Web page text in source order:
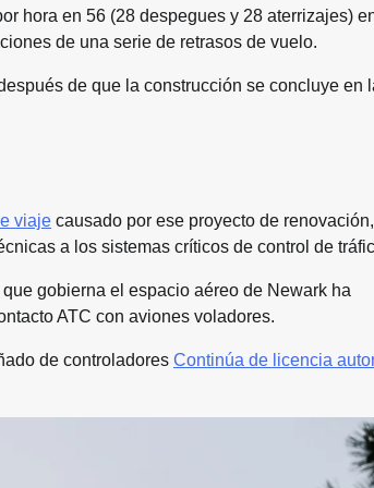
hora en 56 (28 despegues y 28 aterrizajes)
de una serie de retrasos de vuelo.
de que la construcción se concluye en
viaje causado por ese proyecto de renovación,
a los sistemas críticos de control de
gobierna el espacio aéreo de Newark ha
ATC con aviones voladores.
de controladores Continúa de licencia